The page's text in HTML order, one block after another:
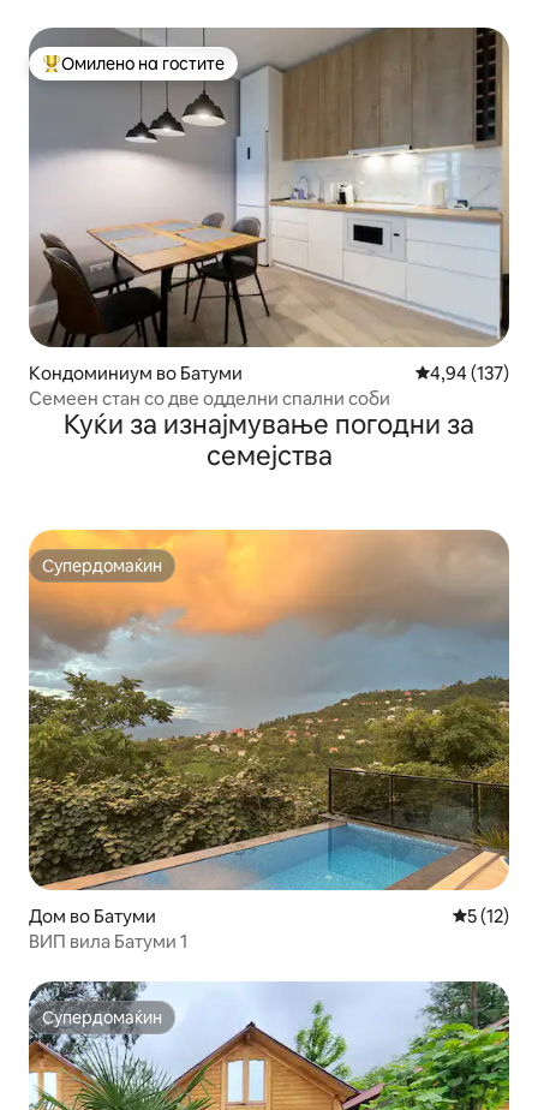
Меѓу најуспешните „Омилени на гостите“
Омилено на гостите
Кондоминиум во Батуми Просечна
4,94 (137)
Семеен стан со две одделни спални соби
Куќи за изнајмување погодни за
семејства
Супердомаќин
Супердомаќин
Дом во Батуми
5 (12)
ВИП вила Батуми 1
Супердомаќин
Супердомаќин